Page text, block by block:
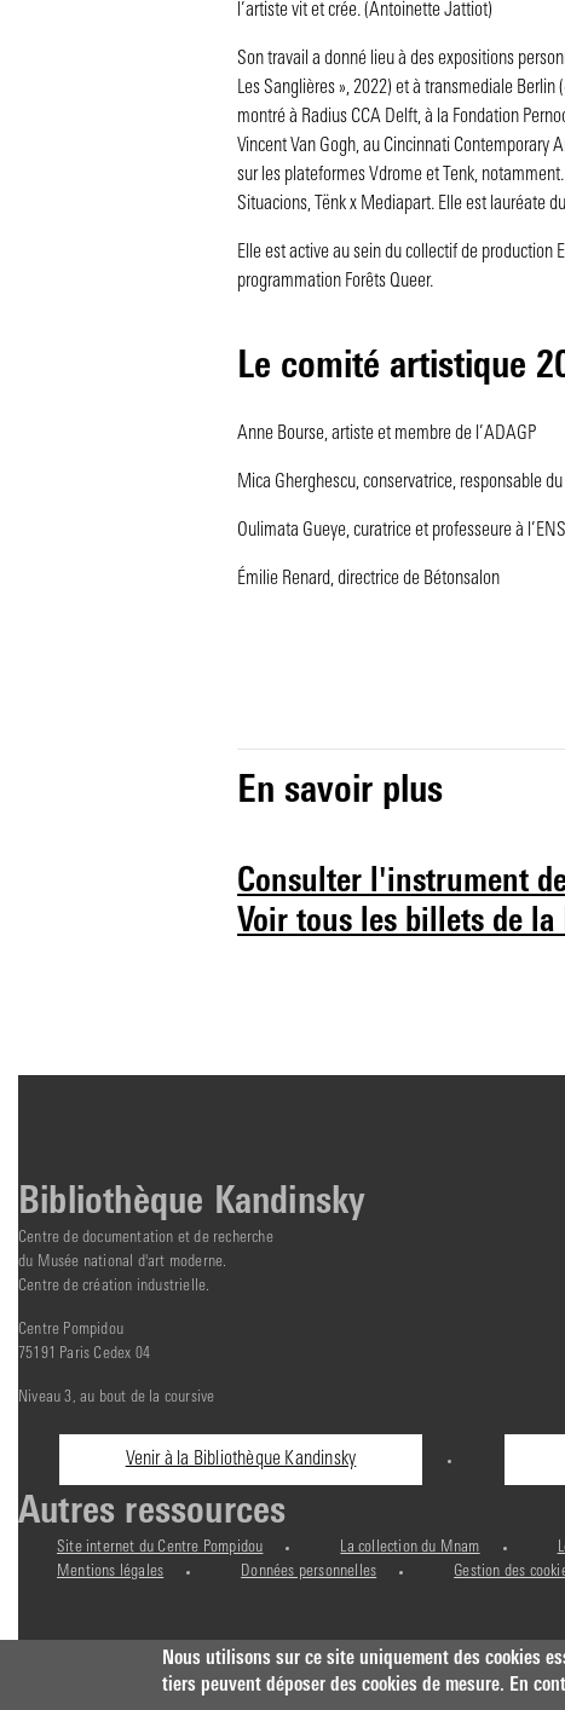
l’artiste vit et crée. (Antoinette Jattiot)
Son travail a donné lieu à des expositions
Les Sanglières », 2022) et à transmediale
montré à Radius CCA Delft, à la Fondation
Vincent Van Gogh, au Cincinnati Contemporary
sur les plateformes Vdrome et Tenk,
Situacions, Tënk x Mediapart. Elle est lauréate
Elle est active au sein du collectif de production
programmation Forêts Queer.
Le comité artistique
Anne Bourse, artiste et membre de l’ADAGP
Mica Gherghescu, conservatrice, responsable
Oulimata Gueye, curatrice et professeure à
Émilie Renard, directrice de Bétonsalon
En savoir plus
Consulter l'instrument
Voir tous les billets de
Bibliothèque Kandinsky
Centre de documentation et de recherche
du Musée national d'art moderne.
Centre de création industrielle.
Centre Pompidou
75191 Paris Cedex 04
Niveau 3, au bout de la coursive
Informations
pratiques
Venir à la Bibliothèque Kandinsky
Autres ressources
Site internet du Centre Pompidou La collection du Mnam
Mentions légales
Données personnelles Gestion des
Nous utilisons sur ce site uniquement des cookies
tiers peuvent déposer des cookies de mesure. En